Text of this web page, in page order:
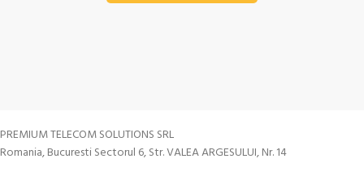
PREMIUM TELECOM SOLUTIONS SRL
Romania, Bucuresti Sectorul 6, Str. VALEA ARGESULUI, Nr. 14